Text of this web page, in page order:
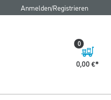
Anmelden/Registrieren
0,00 €
0